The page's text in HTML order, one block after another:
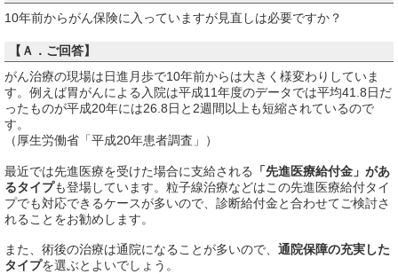
10年前からがん保険に入っていますが見直しは必要ですか？
【Ａ．ご回答】
がん治療の現場は日進月歩で10年前からは大きく様変わりしていま
す。例えば胃がんによる入院は平成11年度のデータでは平均41.8日だ
ったものが平成20年には26.8日と2週間以上も短縮されているので
す。
（厚生労働省「平成20年患者調査」）
最近では先進医療を受けた場合に支給される
「先進医療給付金」があ
るタイプも登場しています。粒子線治療などはこの先進医療給付タイ
プでも対応できるケースが多いので、診断給付金と合わせてご検討さ
れることをお勧めします。
また、術後の治療は通院になることが多いので、 通院保障の充実した
タイプを選ぶとよいでしょう。